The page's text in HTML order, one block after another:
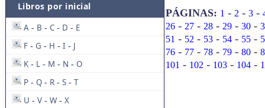
Libros por inicial
A - B - C - D - E
F - G - H - I - J
K - L - M - N - O
P - Q - R - S - T
U - V - W - X
PÁGINAS: 1 - 2 - 3 -
26 - 27 - 28 - 29 - 30 -
51 - 52 - 53 - 54 - 55 -
76 - 77 - 78 - 79 - 80 -
101 - 102 - 103 - 104 -